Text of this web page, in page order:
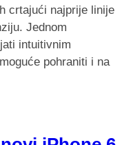
crtajući najprije linije
Jednom
intuitivnim
pohraniti i na